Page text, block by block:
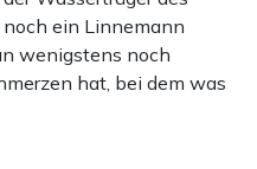
noch ein Linnemann
wenigstens noch
hat, bei dem was